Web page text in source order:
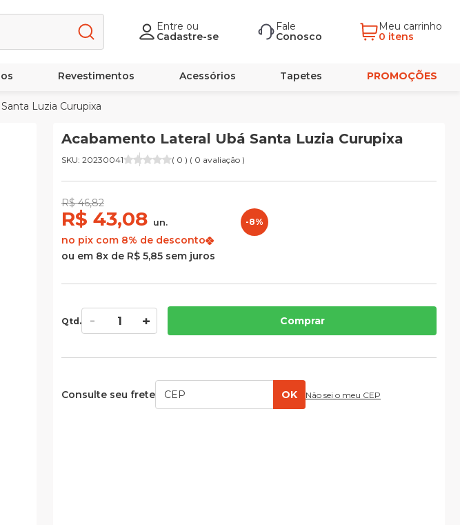
Entre ou
Cadastre-se
Fale
Conosco
Meu carrinho
0 itens
Revestimentos Acessórios Tapetes PROMOÇÕES
Luzia Curupixa
Acabamento Lateral Ubá Santa Luzia Curupixa
SKU: 20230041 ( 0 ) ( 0 avaliação )
R$ 46,82
R$ 43,08 un.
no pix com 8% de desconto
-8%
ou em 8x de R$ 5,85 sem juros
Qtd. Comprar
Consulte seu frete OK Não sei o meu CEP